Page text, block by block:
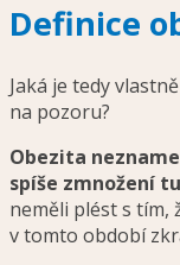
Definice
Jaká je tedy
na pozoru?
Obezita
spíše zmnožení
neměli plést s
v tomto období